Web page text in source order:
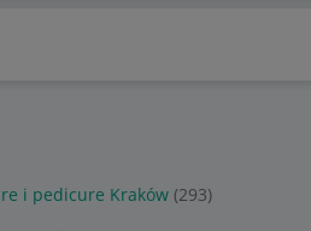
i pedicure Kraków (293)